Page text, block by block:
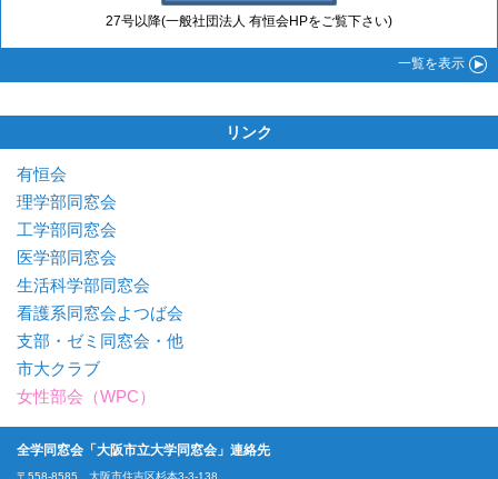
27号以降(一般社団法人 有恒会HPをご覧下さい)
一覧を表示
リンク
有恒会
理学部同窓会
工学部同窓会
医学部同窓会
生活科学部同窓会
看護系同窓会よつば会
支部・ゼミ同窓会・他
市大クラブ
女性部会（WPC）
全学同窓会「大阪市立大学同窓会」連絡先
〒558-8585 大阪市住吉区杉本3-3-138